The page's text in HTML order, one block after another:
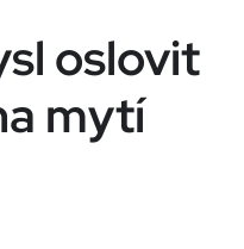
oslovit
mytí